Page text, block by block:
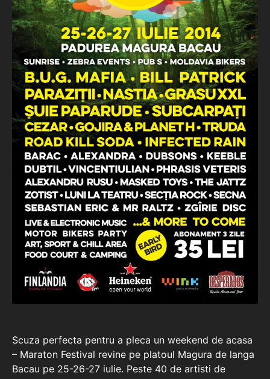
Scuza perfecta pentru a pleca un weekend de acasa
– Maraton Festival revine pe platoul Magura de langa
Bacau pe 25-26-27 iulie. Peste 40 de artisti de